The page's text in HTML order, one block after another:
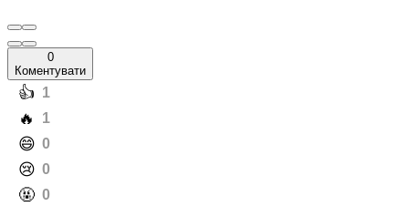
0
Коментувати
️👍 1
️🔥 1
️😄 0
️😢 0
️🤬 0